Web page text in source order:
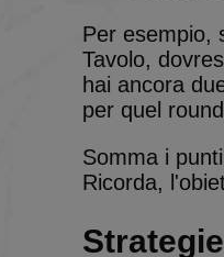
Per esempio,
Tavolo,
hai ancora
per quel
Somma i
Ricorda,
BlissTemp
_ga_B5Q72E0G56
_ga
Nome
Fornitore
Dominio
uid
.criteo.com
Nome
BlissTD
g_state